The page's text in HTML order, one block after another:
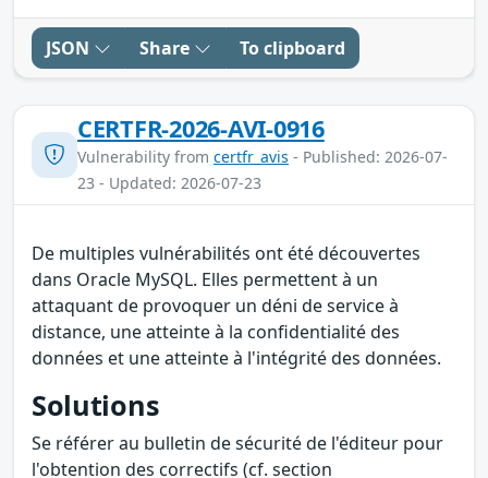
JSON Share To clipboard
CERTFR-2026-AVI-0916
Vulnerability from certfr_avis - Published: 2026-07-
23 - Updated: 2026-07-23
De multiples vulnérabilités ont été découvertes
dans Oracle MySQL. Elles permettent à un
attaquant de provoquer un déni de service à
distance, une atteinte à la confidentialité des
données et une atteinte à l'intégrité des données.
Solutions
Se référer au bulletin de sécurité de l'éditeur pour
l'obtention des correctifs (cf. section